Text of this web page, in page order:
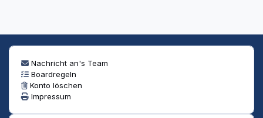
Nachricht an's Team
Boardregeln
Konto löschen
Impressum